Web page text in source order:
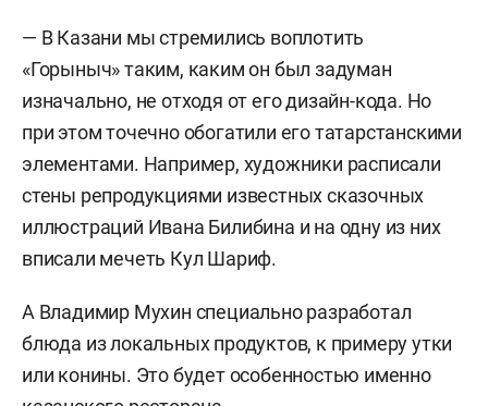
— В Казани мы стремились воплотить
«Горыныч» таким, каким он был задуман
изначально, не отходя от его дизайн-кода. Но
при этом точечно обогатили его татарстанскими
элементами. Например, художники расписали
стены репродукциями известных сказочных
иллюстраций Ивана Билибина и на одну из них
вписали мечеть Кул Шариф.
А Владимир Мухин специально разработал
блюда из локальных продуктов, к примеру утки
или конины. Это будет особенностью именно